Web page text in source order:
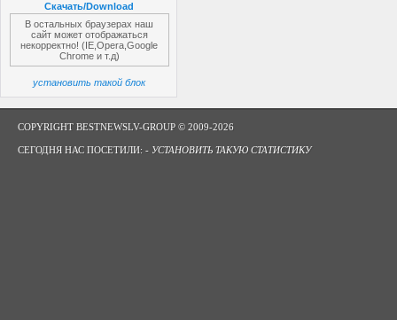
Скачать/Download
В остальных браузерах наш
сайт может отображаться
некорректно! (IE,Opera,Google
Chrome и т.д)
установить такой блок
COPYRIGHT BESTNEWSLV-GROUP © 2009-2026
СЕГОДНЯ НАС ПОСЕТИЛИ: - УСТАНОВИТЬ ТАКУЮ СТАТИСТИКУ